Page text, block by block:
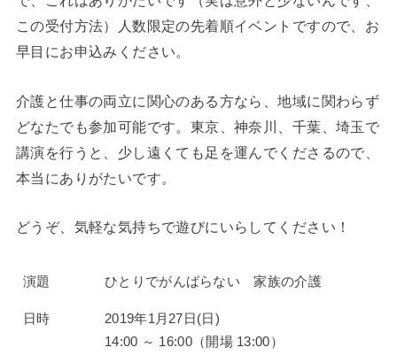
この受付方法）人数限定の先着順イベントですので、お
早目にお申込みください。
介護と仕事の両立に関心のある方なら、地域に関わらず
どなたでも参加可能です。東京、神奈川、千葉、埼玉で
講演を行うと、少し遠くても足を運んでくださるので、
本当にありがたいです。
どうぞ、気軽な気持ちで遊びにいらしてください！
演題 ひとりでがんばらない 家族の介護
日時
2019年1月27日(日)
14:00 ～ 16:00（開場 13:00）